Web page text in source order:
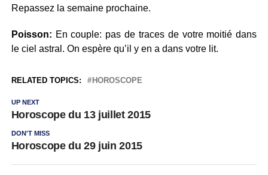
Repassez la semaine prochaine.
Poisson: En couple: pas de traces de votre moitié dans
le ciel astral. On espère qu’il y en a dans votre lit.
RELATED TOPICS: HOROSCOPE
UP NEXT
Horoscope du 13 juillet 2015
DON'T MISS
Horoscope du 29 juin 2015